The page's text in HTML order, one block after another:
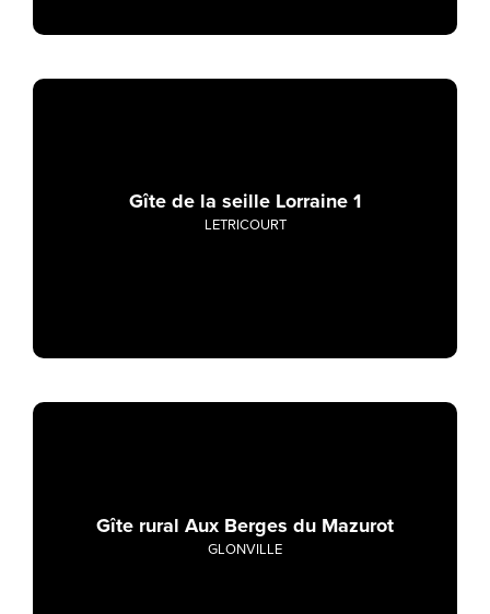
Gîte de la seille Lorraine 1
LETRICOURT
Gîte rural Aux Berges du Mazurot
GLONVILLE